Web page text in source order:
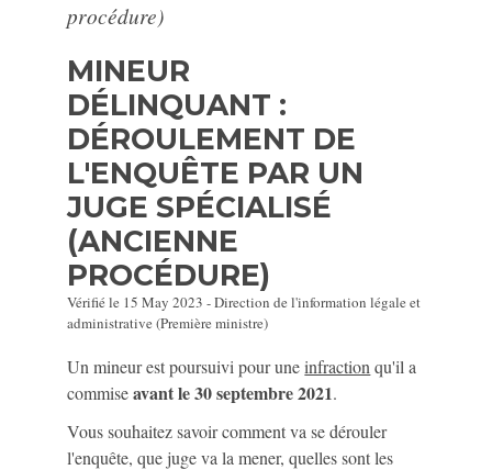
procédure)
MINEUR
DÉLINQUANT :
DÉROULEMENT DE
L'ENQUÊTE PAR UN
JUGE SPÉCIALISÉ
(ANCIENNE
PROCÉDURE)
Vérifié le 15 May 2023 - Direction de l'information légale et
administrative (Première ministre)
Un mineur est poursuivi pour uneinfraction qu'il a
commiseavant le 30 septembre 2021.
Vous souhaitez savoir comment va se dérouler
l'enquête, que juge va la mener, quelles sont les